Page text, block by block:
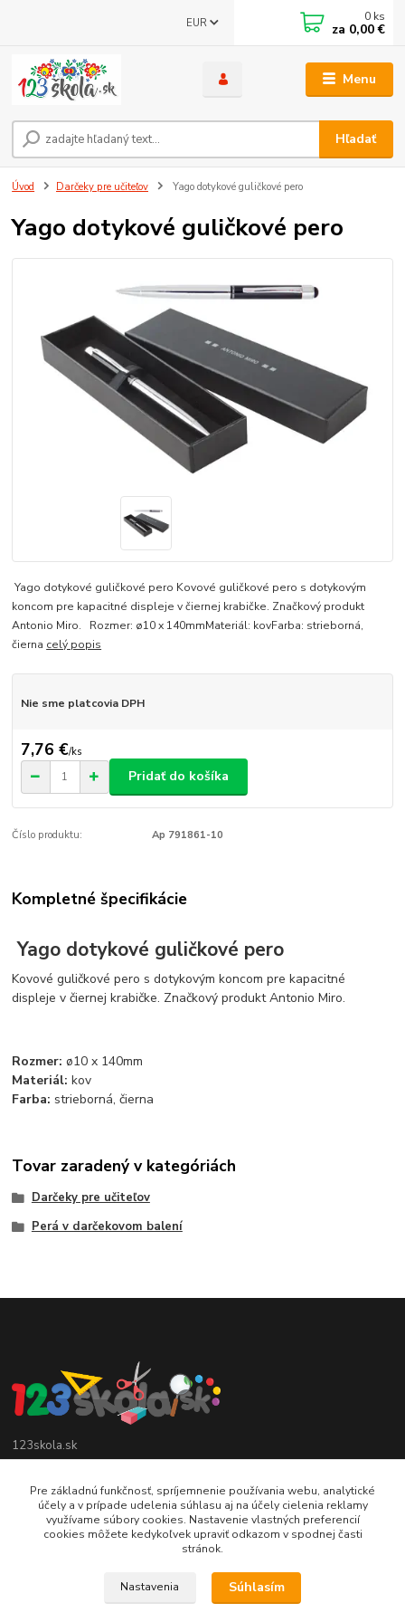
Menu
EUR
Hľadať
0 ks
za 0,00 €
Úvod Darčeky pre učiteľov Yago dotykové guličkové pero
Yago dotykové guličkové pero
Yago dotykové guličkové pero Kovové guličkové pero s dotykovým
koncom pre kapacitné displeje v čiernej krabičke. Značkový produkt
Antonio Miro. Rozmer: ø10 x 140mmMateriál: kovFarba: strieborná,
čierna celý popis
Nie sme platcovia DPH
7,76 €/ks
Pridať do košíka
Číslo produktu: Ap 791861-10
Kompletné špecifikácie
Yago dotykové guličkové pero
Kovové guličkové pero s dotykovým koncom pre kapacitné
displeje v čiernej krabičke. Značkový produkt Antonio Miro.
Rozmer: ø10 x 140mm
Materiál: kov
Farba: strieborná, čierna
Tovar zaradený v kategóriách
Darčeky pre učiteľov
Perá v darčekovom balení
123skola.sk
0905 990 696
jan@123obec.sk
Pre základnú funkčnosť, spríjemnenie používania webu, analytické
účely a v prípade udelenia súhlasu aj na účely cielenia reklamy
využívame súbory cookies. Nastavenie vlastných preferencií
cookies môžete kedykoľvek upraviť odkazom v spodnej časti
stránok.
Nastavenia Súhlasím